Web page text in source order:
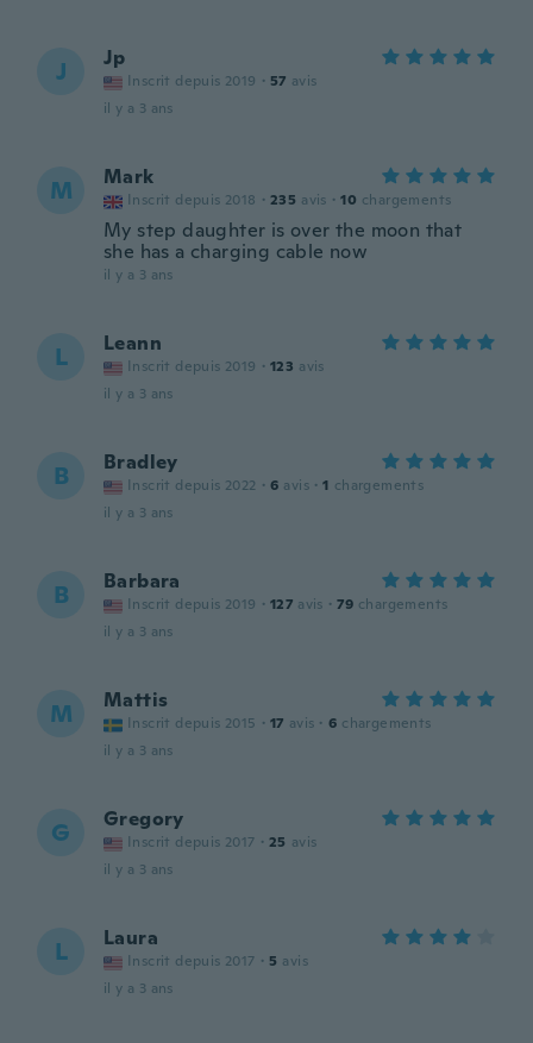
J Jp
Inscrit depuis 2019 · 57 avis
il y a 3 ans
M Mark
Inscrit depuis 2018 · 235 avis · 10 chargements
My step daughter is over the moon that
she has a charging cable now
il y a 3 ans
L Leann
Inscrit depuis 2019 · 123 avis
il y a 3 ans
B Bradley
Inscrit depuis 2022 · 6 avis · 1 chargements
il y a 3 ans
B Barbara
Inscrit depuis 2019 · 127 avis · 79 chargements
il y a 3 ans
M Mattis
Inscrit depuis 2015 · 17 avis · 6 chargements
il y a 3 ans
G Gregory
Inscrit depuis 2017 · 25 avis
il y a 3 ans
L Laura
Inscrit depuis 2017 · 5 avis
il y a 3 ans